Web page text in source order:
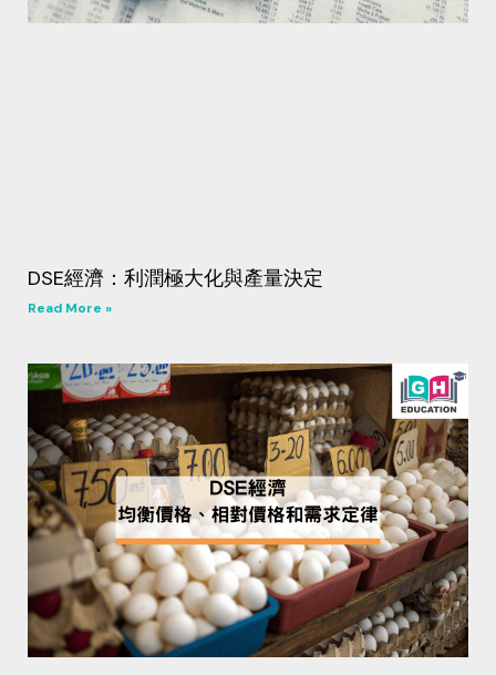
DSE經濟：利潤極大化與產量決定
Read More »